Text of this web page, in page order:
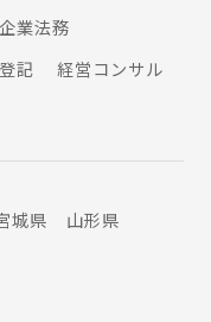
企業法務
記 経営コンサル
城県
山形県